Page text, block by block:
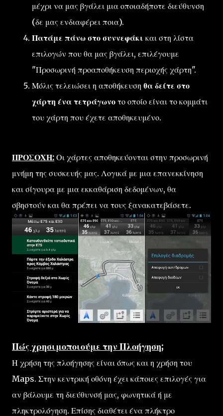
μέχρι να μας βγάλει μια οποιαδήποτε διεύθυνση
(δε μας ενδιαφέρει ποια).
Πατάμε πάνω στο συννεφάκι και στη λίστα
επιλογών που θα μας βγάλει, επιλέγουμε
"Προσωρινή προαποθήκευση περιοχής χάρτη".
Μόλις τελειώσει η αποθήκευση θα δείτε στο
χάρτη ένα τετράγωνο το οποίο είναι το κομμάτι
του χάρτη που έχετε αποθηκευμένο.
ΠΡΟΣΟΧΗ: Οι χάρτες αποθηκεύονται στην προσωρινή
μνήμη της συσκευής μας. Λογικά με μια επανεκκίνηση
και σίγουρα με μια εκκαθάριση δεδομένων, θα
σβηστούν και θα πρέπει να τους ξανακατεβάσετε.
Πώς χρησιμοποιούμε την Πλοήγηση;
Η χρήση της πλοήγησης είναι όπως και η χρήση του
Maps. Στην κεντρική οθόνη έχει κάποιες επιλογές για
αν βάλουμε τη διεύθυνσή μας, φωνητικά ή με
πληκτρολόγηση. Επίσης διαθέτει ένα πλήκτρο